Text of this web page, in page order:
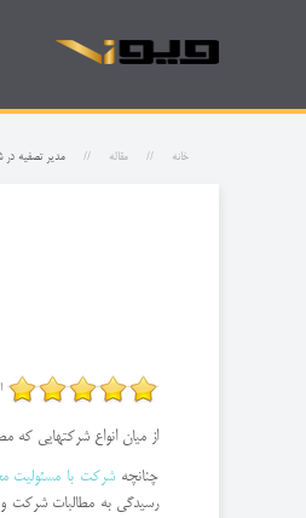
خانه مقاله مدیر تصفیه در
از میان انواع شرکتهایی که
چنانچهشرکت با مسئولیت
رسیدگی به مطالبات شرکت